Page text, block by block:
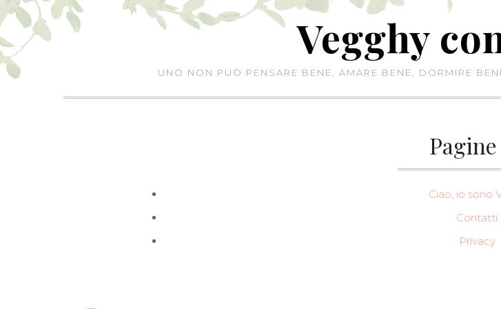
Skip
to
content
Vegghy
UNO NON PUÒ PENSARE BENE, AMARE BENE, DORMIRE
Pagine
Ciao, io sono
Contatti
Privacy